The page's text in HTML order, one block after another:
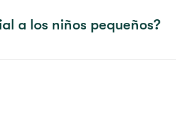
a los niños pequeños?